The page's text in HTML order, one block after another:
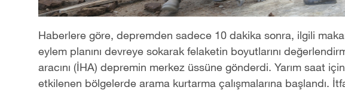
Haberlere göre, depremden sadece 10 dakika sonra, ilgili
eylem planını devreye sokarak felaketin boyutlarını
aracını (İHA) depremin merkez üssüne gönderdi. Yarım saat
etkilenen bölgelerde arama kurtarma çalışmalarına başlandı.